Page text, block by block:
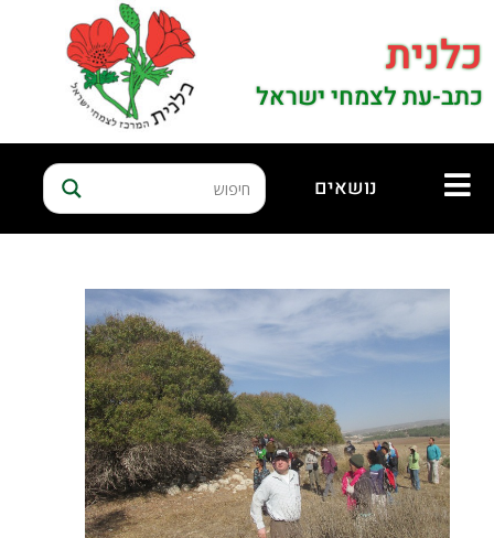
כלנית
כתב-עת לצמחי ישראל
נושאים